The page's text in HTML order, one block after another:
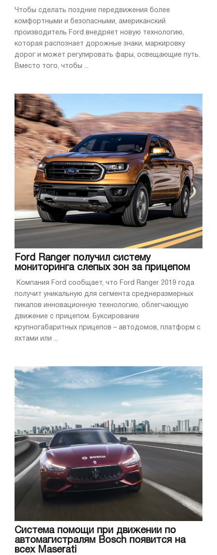
Чтобы сделать поздние передвижения более
комфортными и безопасными, американский
производитель Ford внедряет новую технологию,
которая распознает дорожные знаки, маркировку
дорог и может регулировать фары, освещающие путь.
Вместо того, чтобы ...
Ford Ranger получил систему
мониторинга слепых зон за прицепом
Компания Ford сообщает, что Ford Ranger 2019 года
получит уникальную для сегмента среднеразмерных
пикапов инновационную технологию, облегчающую
движение с прицепом. Буксирование
крупногабаритных прицепов – автодомов, платформ с
яхтами или ...
Система помощи при движении по
автомагистралям Bosch появится на
всех Maserati